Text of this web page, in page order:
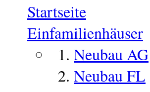
Startseite
Einfamilienhäuser
Neubau AG
Neubau FL